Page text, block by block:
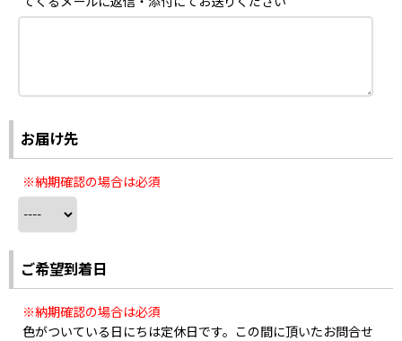
お届け先
※納期確認の場合は必須
ご希望到着日
※納期確認の場合は必須
色がついている日にちは定休日です。この間に頂いたお問合せ